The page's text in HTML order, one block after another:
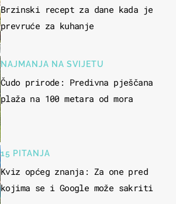
Brzinski recept za dane kada je
prevruće za kuhanje
NAJMANJA NA SVIJETU
Čudo prirode: Predivna pješčana
plaža na 100 metara od mora
15 PITANJA
Kviz općeg znanja: Za one pred
kojima se i Google može sakriti